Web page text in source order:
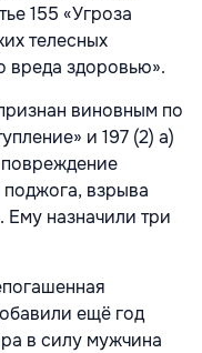
155 «Угроза
телесных
вреда здоровью».
виновным по
и 197 (2) а)
взрыва
назначили три
ещё год
в силу мужчина